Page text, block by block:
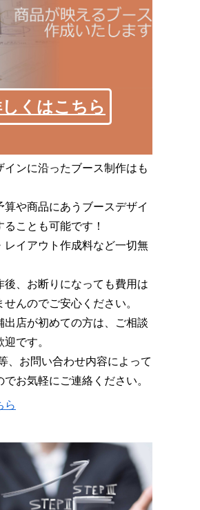
くはこちら
インに沿ったブース制作はも
算や商品にあうブースデザイ
ることも可能です！
レイアウト作成料など一切無
後、お断りになっても費用は
んのでご安心ください。
出店が初めての方は、ご相談
です。
、お問い合わせ内容によって
お気軽にご連絡ください。
ら